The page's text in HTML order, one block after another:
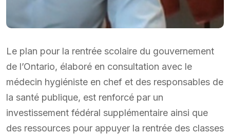
Le plan pour la rentrée scolaire du gouvernement
de l’Ontario, élaboré en consultation avec le
médecin hygiéniste en chef et des responsables de
la santé publique, est renforcé par un
investissement fédéral supplémentaire ainsi que
des ressources pour appuyer la rentrée des classes